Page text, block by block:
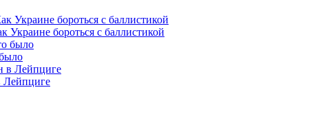
Украине бороться с баллистикой
Лейпциге